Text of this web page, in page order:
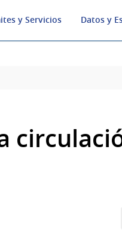
y Servicios Datos y